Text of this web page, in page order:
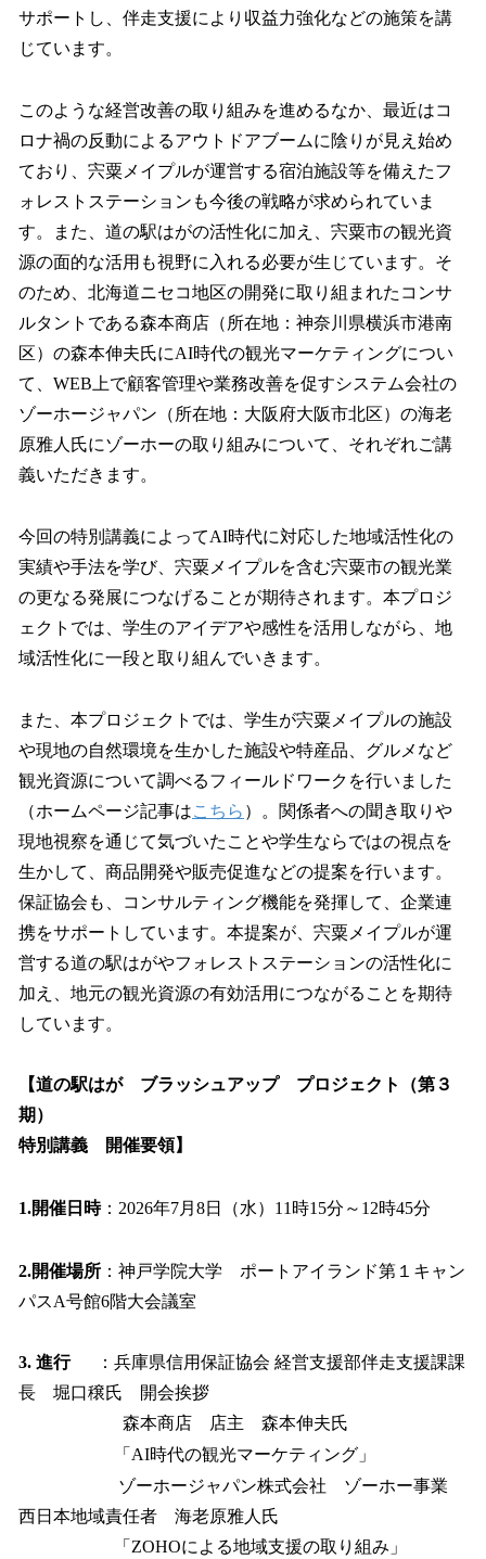
サポートし、伴走支援により収益力強化などの施策を講
じています。
このような経営改善の取り組みを進めるなか、最近はコ
ロナ禍の反動によるアウトドアブームに陰りが見え始め
ており、宍粟メイプルが運営する宿泊施設等を備えたフ
ォレストステーションも今後の戦略が求められていま
す。また、道の駅はがの活性化に加え、宍粟市の観光資
源の面的な活用も視野に入れる必要が生じています。そ
のため、北海道ニセコ地区の開発に取り組まれたコンサ
ルタントである森本商店（所在地：神奈川県横浜市港南
区）の森本伸夫氏にAI時代の観光マーケティングについ
て、WEB上で顧客管理や業務改善を促すシステム会社の
ゾーホージャパン（所在地：大阪府大阪市北区）の海老
原雅人氏にゾーホーの取り組みについて、それぞれご講
義いただきます。
今回の特別講義によってAI時代に対応した地域活性化の
実績や手法を学び、宍粟メイプルを含む宍粟市の観光業
の更なる発展につなげることが期待されます。本プロジ
ェクトでは、学生のアイデアや感性を活用しながら、地
域活性化に一段と取り組んでいきます。
また、本プロジェクトでは、学生が宍粟メイプルの施設
や現地の自然環境を生かした施設や特産品、グルメなど
観光資源について調べるフィールドワークを行いました
（ホームページ記事はこちら ）。関係者への聞き取りや
現地視察を通じて気づいたことや学生ならではの視点を
生かして、商品開発や販売促進などの提案を行います。
保証協会も、コンサルティング機能を発揮して、企業連
携をサポートしています。本提案が、宍粟メイプルが運
営する道の駅はがやフォレストステーションの活性化に
加え、地元の観光資源の有効活用につながることを期待
しています。
【道の駅はが ブラッシュアップ プロジェクト（第３
期）
特別講義 開催要領】
1.開催日時：2026年7月8日（水）11時15分～12時45分
2.開催場所 ：神戸学院大学 ポートアイランド第１キャン
パスA号館6階大会議室
3. 進行
：兵庫県信用保証協会 経営支援部伴走支援課課
長 堀口穣氏 開会挨拶
森本商店 店主 森本伸夫氏
「AI時代の観光マーケティング」
ゾーホージャパン株式会社 ゾーホー事業
西日本地域責任者 海老原雅人氏
「ZOHOによる地域支援の取り組み」